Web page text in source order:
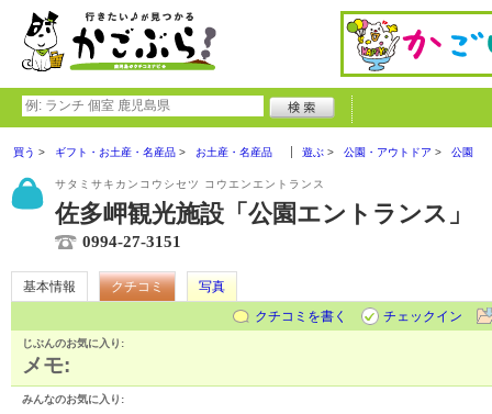
買う ギフト・お土産・名産品 お土産・名産品 遊ぶ 公園・アウトドア 公園
サタミサキカンコウシセツ コウエンエントランス
佐多岬観光施設「公園エントランス」
0994-27-3151
基本情報 クチコミ
写真
クチコミを書く
チェックイン
じぶんのお気に入り:
メモ:
みんなのお気に入り: